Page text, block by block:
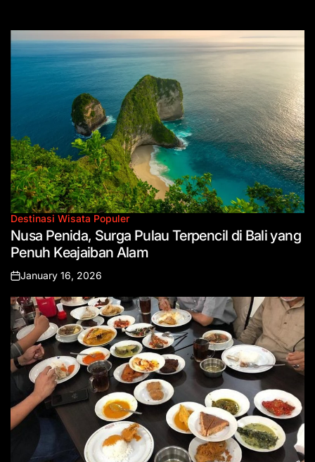
Posted
in
Destinasi Wisata Populer
Nusa Penida, Surga Pulau Terpencil di Bali yang
Penuh Keajaiban Alam
Posted
on
January 16, 2026